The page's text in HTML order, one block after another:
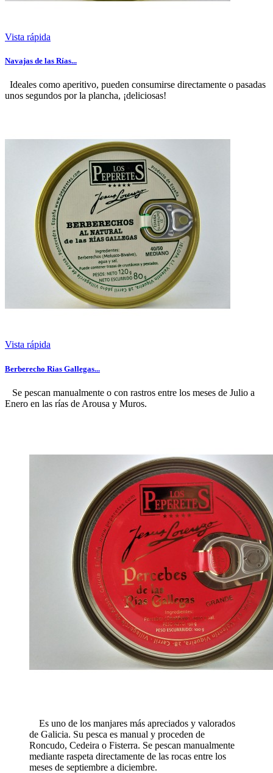
Vista rápida
Navajas de las Rías...
Ideales como aperitivo, pueden consumirse directamente o pasadas
unos segundos por la plancha, ¡deliciosas!
Vista rápida
Berberecho Rias Gallegas...
Se pescan manualmente o con rastros entre los meses de Julio a
Enero en las rías de Arousa y Muros.
Es uno de los manjares más apreciados y valorados
de Galicia. Su pesca es manual y proceden de
Roncudo, Cedeira o Fisterra. Se pescan manualmente
mediante raspeta directamente de las rocas entre los
meses de septiembre a diciembre.